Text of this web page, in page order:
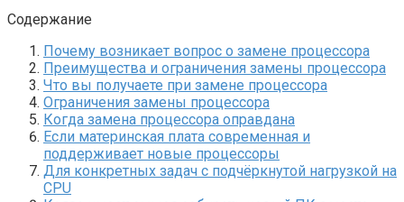
Содержание
Почему возникает вопрос о замене процессора
Преимущества и ограничения замены процессора
Что вы получаете при замене процессора
Ограничения замены процессора
Когда замена процессора оправдана
Если материнская плата современная и
поддерживает новые процессоры
Для конкретных задач с подчёркнутой нагрузкой на
CPU